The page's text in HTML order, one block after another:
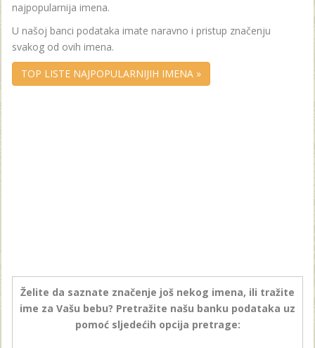
najpopularnija imena.
U našoj banci podataka imate naravno i pristup značenju
svakog od ovih imena.
TOP LISTE NAJPOPULARNIJIH IMENA »
Želite da saznate značenje još nekog imena, ili tražite
ime za Vašu bebu? Pretražite našu banku podataka uz
pomoć sljedećih opcija pretrage: